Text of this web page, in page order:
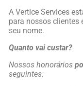
A Vertice Services
para nossos clientes
seu nome.
Quanto vai custar?
Nossos honorários
seguintes: